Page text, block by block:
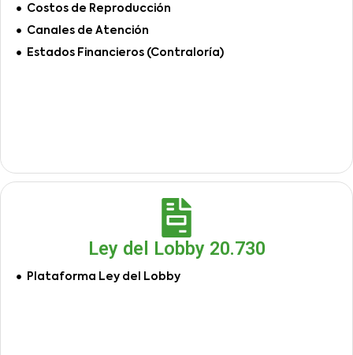
Costos de Reproducción
Canales de Atención
Estados Financieros (Contraloría)
Ley del Lobby 20.730
Plataforma Ley del Lobby